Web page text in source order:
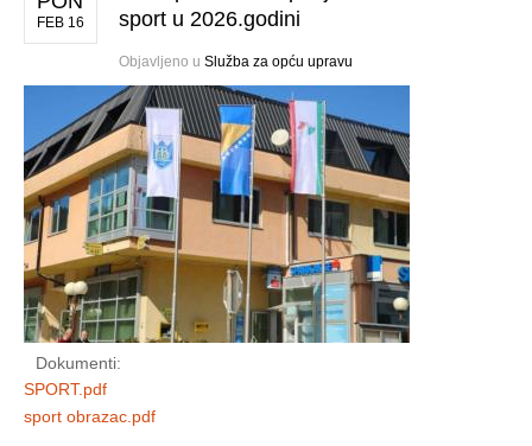
FEB 16
sport u 2026.godini
Objavljeno u Služba za opću upravu
Dokumenti:
SPORT.pdf
sport obrazac.pdf